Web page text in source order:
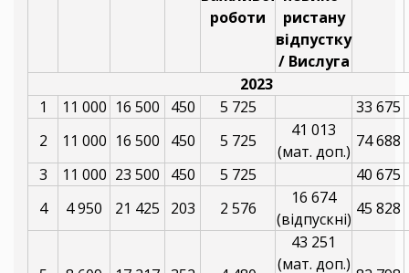
роботи
ристану
відпустку
/ Вислуга
2023
1
11 000 16 500 450 5 725
33 675
2
11 000 16 500 450 5 725
41 013
(мат. доп.)
74 688
3
11 000 23 500 450 5 725
40 675
4
4 950 21 425 203 2 576
16 674
(відпускні)
45 828
43 251
(мат. доп.)